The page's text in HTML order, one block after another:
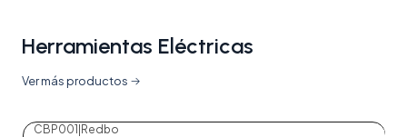
Herramientas Eléctricas
Ver más productos
CBP001 Redbo